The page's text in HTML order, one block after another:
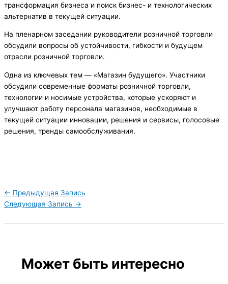
трансформация бизнеса и поиск бизнес- и технологических
альтернатив в текущей ситуации.
На пленарном заседании руководители розничной торговли
обсудили вопросы об устойчивости, гибкости и будущем
отрасли розничной торговли.
Одна из ключевых тем — «Магазин будущего». Участники
обсудили современные форматы розничной торговли,
технологии и носимые устройства, которые ускоряют и
улучшают работу персонала магазинов, необходимые в
текущей ситуации инновации, решения и сервисы, голосовые
решения, тренды самообслуживания.
← Предыдущая Запись
Следующая Запись →
Может быть интересно